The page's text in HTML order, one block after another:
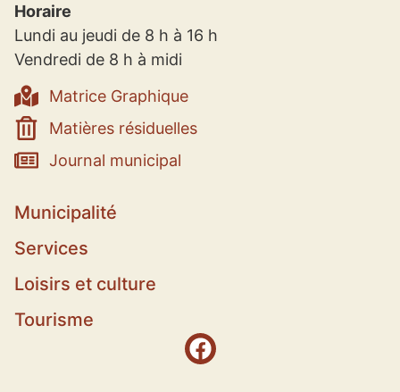
Horaire
Lundi au jeudi de 8 h à 16 h
Vendredi de 8 h à midi
Matrice Graphique
Matières résiduelles
Journal municipal
Municipalité
Services
Loisirs et culture
Tourisme